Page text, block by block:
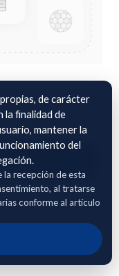
Fraga, Huesca.
acceso
de carácter
la finalidad de
mantener la
del
la recepción de esta
al tratarse
conforme al artículo